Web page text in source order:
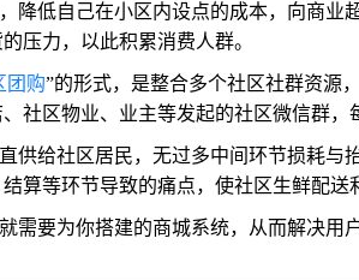
降低自己在小区内设点的成本，向商业
压力，以此积累消费人群。
团购”的形式，是整合多个社区社群资源
社区物业、业主等发起的社区微信群，
供给社区居民，无过多中间环节损耗与
算等环节导致的痛点，使社区生鲜配送
需要为你搭建的商城系统，从而解决用